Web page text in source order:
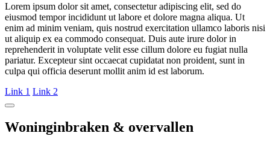
Lorem ipsum dolor sit amet, consectetur adipiscing elit, sed do
eiusmod tempor incididunt ut labore et dolore magna aliqua. Ut
enim ad minim veniam, quis nostrud exercitation ullamco laboris nisi
ut aliquip ex ea commodo consequat. Duis aute irure dolor in
reprehenderit in voluptate velit esse cillum dolore eu fugiat nulla
pariatur. Excepteur sint occaecat cupidatat non proident, sunt in
culpa qui officia deserunt mollit anim id est laborum.
Link 1 Link 2
Woninginbraken & overvallen